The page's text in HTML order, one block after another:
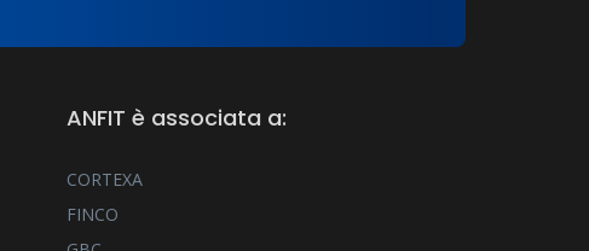
ANFIT è associata a:
CORTEXA
FINCO